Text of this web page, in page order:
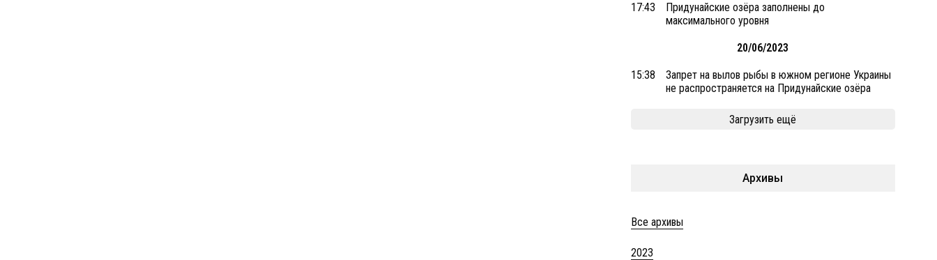
17:43
Придунайские озёра заполнены до
максимального уровня
20/06/2023
15:38
Запрет на вылов рыбы в южном регионе Украины
не распространяется на Придунайские озёра
Загрузить ещё
Архивы
Все архивы
2023